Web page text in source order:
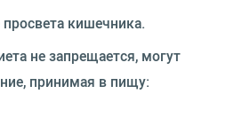
кишечника.
не запрещается, могут
принимая в пищу: